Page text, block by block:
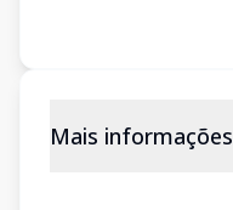
Mais informações